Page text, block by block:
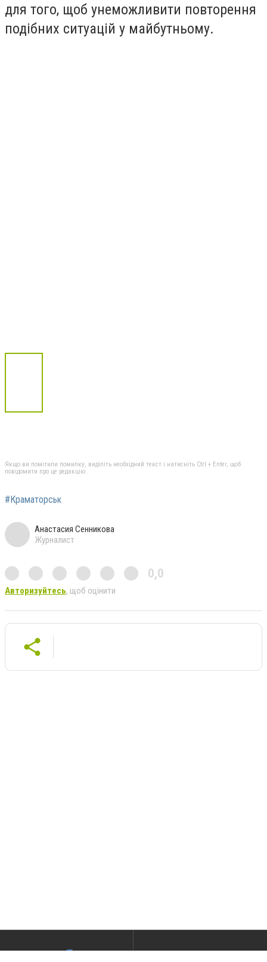
для того, щоб унеможливити повторення
подібних ситуацій у майбутньому.
Якщо ви помітили помилку, виділіть необхідний текст і натисніть Ctrl + Enter, щоб
повідомити про це редакцію
#Краматорськ
Анастасия Сенникова
Журналист
0,0
Авторизуйтесь, щоб оцінити